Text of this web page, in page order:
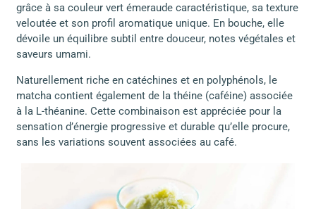
grâce à sa couleur vert émeraude caractéristique, sa texture
veloutée et son profil aromatique unique. En bouche, elle
dévoile un équilibre subtil entre douceur, notes végétales et
saveurs umami.
Naturellement riche en catéchines et en polyphénols, le
matcha contient également de la théine (caféine) associée
à la L-théanine. Cette combinaison est appréciée pour la
sensation d’énergie progressive et durable qu’elle procure,
sans les variations souvent associées au café.